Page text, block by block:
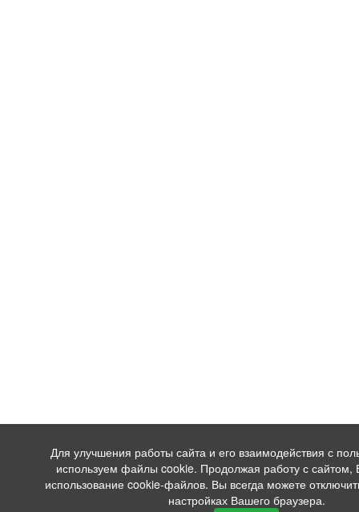
Для улучшения работы сайта и его взаимодействия с
используем файлы cookie. Продолжая работу с сайтом,
использование cookie-файлов. Вы всегда можете
настройках Вашего браузера.